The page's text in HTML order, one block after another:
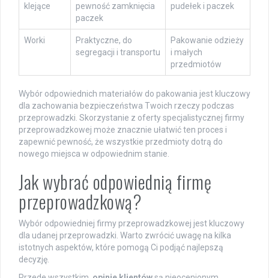
klejące
pewność zamknięcia
paczek
pudełek i paczek
Worki
Praktyczne, do
segregacji i transportu
Pakowanie odzieży
i małych
przedmiotów
Wybór odpowiednich materiałów do pakowania jest kluczowy
dla zachowania bezpieczeństwa Twoich rzeczy podczas
przeprowadzki. Skorzystanie z oferty specjalistycznej firmy
przeprowadzkowej może znacznie ułatwić ten proces i
zapewnić pewność, że wszystkie przedmioty dotrą do
nowego miejsca w odpowiednim stanie.
Jak wybrać odpowiednią firmę
przeprowadzkową?
Wybór odpowiedniej firmy przeprowadzkowej jest kluczowy
dla udanej przeprowadzki. Warto zwrócić uwagę na kilka
istotnych aspektów, które pomogą Ci podjąć najlepszą
decyzję.